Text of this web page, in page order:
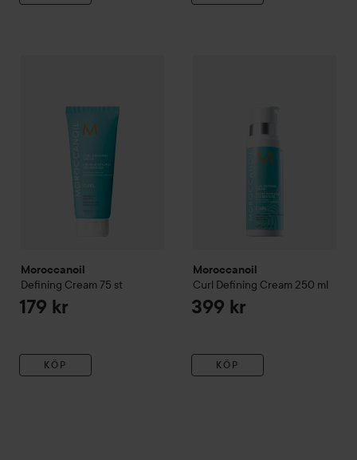
Moroccanoil
Defining Cream75 st
179 kr
KÖP
Moroccanoil
Curl Defining Cream 250 ml
399 kr
KÖP